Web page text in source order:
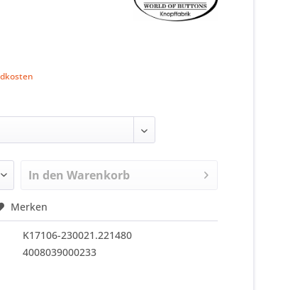
In den Warenkorb
Merken
K17106-230021.221480
4008039000233